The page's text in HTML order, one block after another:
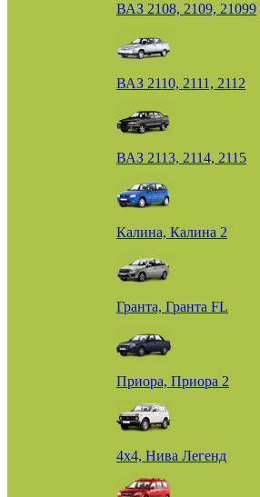
ВАЗ 2108, 2109, 21099
ВАЗ 2110, 2111, 2112
ВАЗ 2113, 2114, 2115
Калина, Калина 2
Гранта, Гранта FL
Приора, Приора 2
4х4, Нива Легенд